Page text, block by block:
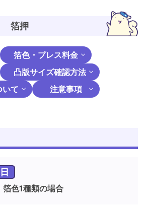
箔押
箔色・プレス料金
凸版サイズ確認方法
いて
注意事項
箔色1種類の場合